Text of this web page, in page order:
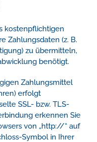
kostenpflichtigen
Zahlungsdaten (z. B.
zu übermitteln,
benötigt.
Zahlungsmittel
erfolgt
SSL- bzw. TLS-
erkennen Sie
von „http://“ auf
Symbol in Ihrer